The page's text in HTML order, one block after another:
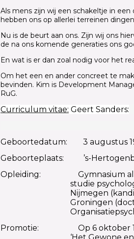
Als mens zijn wij een schakeltje in
hebben ons op allerlei terreinen
Nu is de beurt aan ons. Zijn wij ons
de na ons komende generaties ons
En wat is er dan zoal nodig voor het
Om het een en ander concreet te
bevinden. Kim is Development
RuG.
Curriculum vitae: Geert Sanders:
Geboortedatum: 3 augustus
Geboorteplaats: ’s-
Opleiding: Gymnasium alpha
studie
Nijmegen
Groningen
Promotie: Op 6 oktober
‘Het Gewone